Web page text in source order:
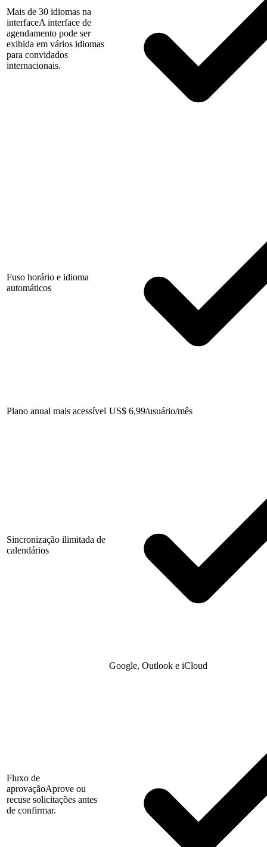
Mais de 30 idiomas na
interfaceA interface de
agendamento pode ser
exibida em vários idiomas
para convidados
internacionais.
Fuso horário e idioma
automáticos
Plano anual mais acessível US$ 6,99/usuário/mês
Sincronização ilimitada de
calendários
Google, Outlook e iCloud
Fluxo de
aprovaçãoAprove ou
recuse solicitações antes
de confirmar.